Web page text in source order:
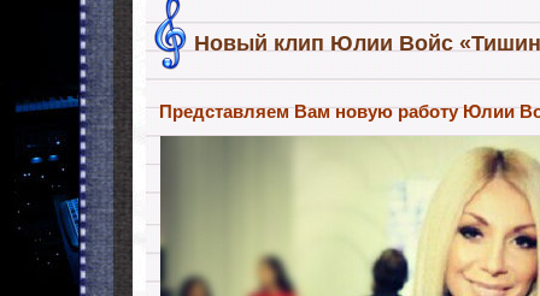
Новый клип Юлии Войс
Представляем Вам новую работу Юлии